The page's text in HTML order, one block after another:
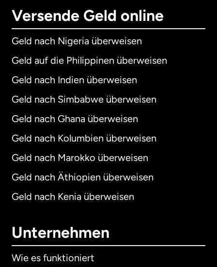
Versende Geld online
Geld nach Nigeria überweisen
Geld auf die Philippinen überweisen
Geld nach Indien überweisen
Geld nach Simbabwe überweisen
Geld nach Ghana überweisen
Geld nach Kolumbien überweisen
Geld nach Marokko überweisen
Geld nach Äthiopien überweisen
Geld nach Kenia überweisen
Unternehmen
Wie es funktioniert